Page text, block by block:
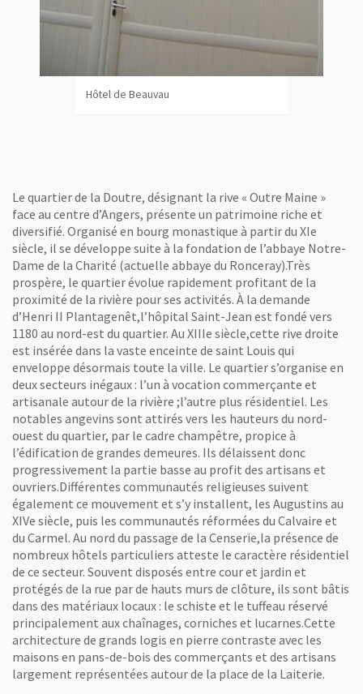
Censerie, hôtel de Beauvau, clichés Frédéric Chobard et Stéphanie Vitard
Le quartier de la Doutre, désignant la rive « Outre Maine »
face au centre d’Angers, présente un patrimoine riche et
diversifié. Organisé en bourg monastique à partir du XIe
siècle, il se développe suite à la fondation de l’abbaye Notre-
Dame de la Charité (actuelle abbaye du Ronceray).Très
prospère, le quartier évolue rapidement profitant de la
proximité de la rivière pour ses activités. À la demande
d’Henri II Plantagenêt,l’hôpital Saint-Jean est fondé vers
1180 au nord-est du quartier. Au XIIIe siècle,cette rive droite
est insérée dans la vaste enceinte de saint Louis qui
enveloppe désormais toute la ville. Le quartier s’organise en
deux secteurs inégaux : l’un à vocation commerçante et
artisanale autour de la rivière ;l’autre plus résidentiel. Les
notables angevins sont attirés vers les hauteurs du nord-
ouest du quartier, par le cadre champêtre, propice à
l’édification de grandes demeures. Ils délaissent donc
progressivement la partie basse au profit des artisans et
ouvriers.Différentes communautés religieuses suivent
également ce mouvement et s’y installent, les Augustins au
XIVe siècle, puis les communautés réformées du Calvaire et
du Carmel. Au nord du passage de la Censerie,la présence de
nombreux hôtels particuliers atteste le caractère résidentiel
de ce secteur. Souvent disposés entre cour et jardin et
protégés de la rue par de hauts murs de clôture, ils sont bâtis
dans des matériaux locaux : le schiste et le tuffeau réservé
principalement aux chaînages, corniches et lucarnes.Cette
architecture de grands logis en pierre contraste avec les
maisons en pans-de-bois des commerçants et des artisans
largement représentées autour de la place de la Laiterie.